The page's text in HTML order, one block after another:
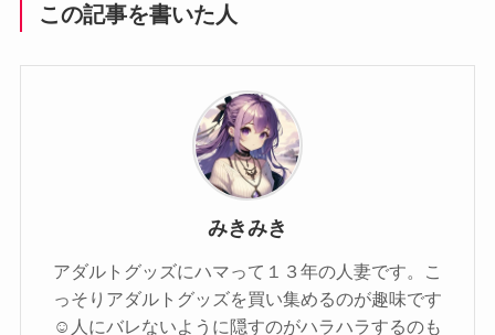
この記事を書いた人
みきみき
アダルトグッズにハマって１３年の人妻です。こ
っそりアダルトグッズを買い集めるのが趣味です
☺️人にバレないように隠すのがハラハラするのも